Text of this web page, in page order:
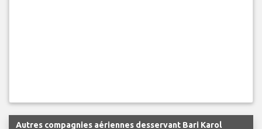
Autres compagnies aériennes desservant Bari Karol